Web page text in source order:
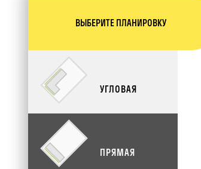
ВЫБЕРИТЕ ПЛАНИРОВКУ
УГЛОВАЯ
ПРЯМАЯ